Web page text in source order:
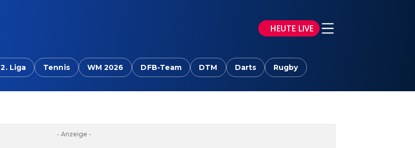
HEUTE LIVE
2. Liga Tennis WM 2026 DFB-Team DTM Darts Rugby
- Anzeige -